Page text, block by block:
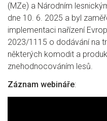
(MZe) a Národním
dne 10. 6. 2025 a byl
implementaci nařízení
2023/1115 o dodávání na
některých komodit a
znehodnocováním lesů.
Záznam webináře: